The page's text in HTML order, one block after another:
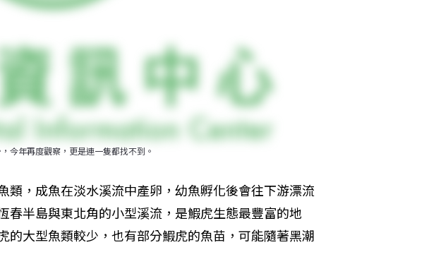
今年再度觀察，更是連一隻都找不到。
類，成魚在淡水溪流中產卵，幼魚孵化後會往下游漂流
春半島與東北角的小型溪流，是鰕虎生態最豐富的地
的大型魚類較少，也有部分鰕虎的魚苗，可能隨著黑潮